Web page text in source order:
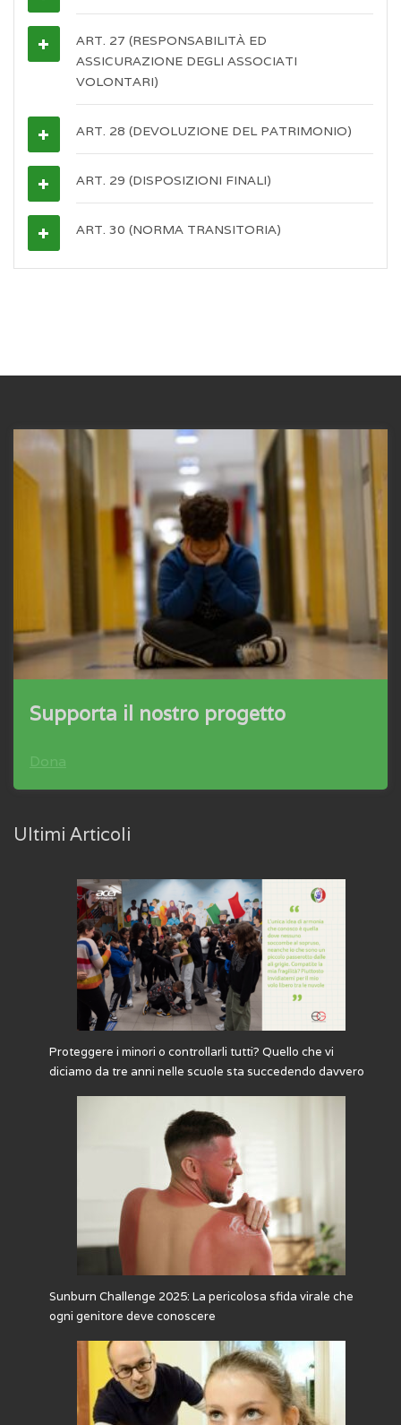
ART. 27 (RESPONSABILITÀ ED
ASSICURAZIONE DEGLI ASSOCIATI
VOLONTARI)
ART. 28 (DEVOLUZIONE DEL PATRIMONIO)
ART. 29 (DISPOSIZIONI FINALI)
ART. 30 (NORMA TRANSITORIA)
Supporta il nostro progetto
Dona
Ultimi Articoli
Proteggere i minori o controllarli tutti? Quello che vi
diciamo da tre anni nelle scuole sta succedendo davvero
Sunburn Challenge 2025: La pericolosa sfida virale che
ogni genitore deve conoscere